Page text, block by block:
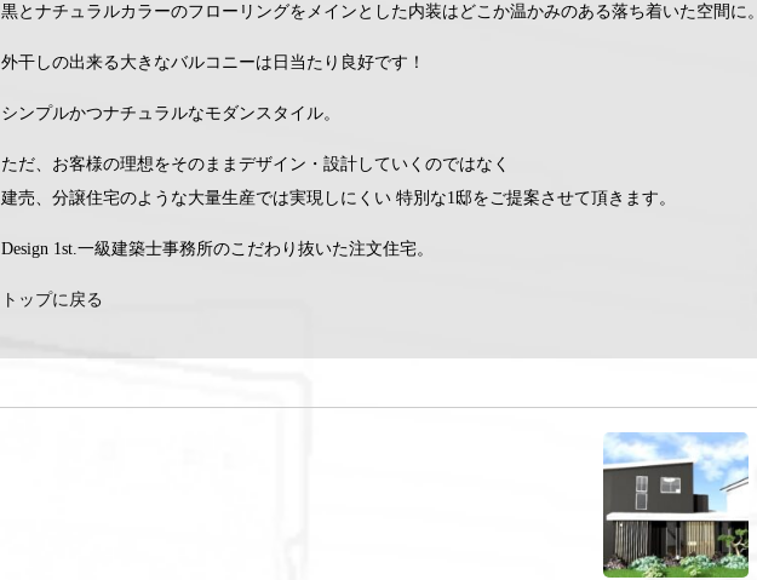
黒とナチュラルカラーのフローリングをメインとした内装はどこか温かみのある落ち着いた空間に。
外干しの出来る大きなバルコニーは日当たり良好です！
シンプルかつナチュラルなモダンスタイル。
ただ、お客様の理想をそのままデザイン・設計していくのではなく
建売、分譲住宅のような大量生産では実現しにくい 特別な1邸をご提案させて頂きます。
Design 1st.一級建築士事務所のこだわり抜いた注文住宅。
トップに戻る